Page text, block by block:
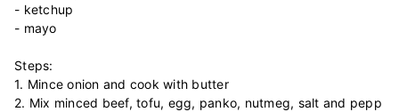
- ketchup
- mayo
Steps:
1. Mince onion and cook with butter
2. Mix minced beef, tofu, egg, panko, nutmeg, salt and pepp